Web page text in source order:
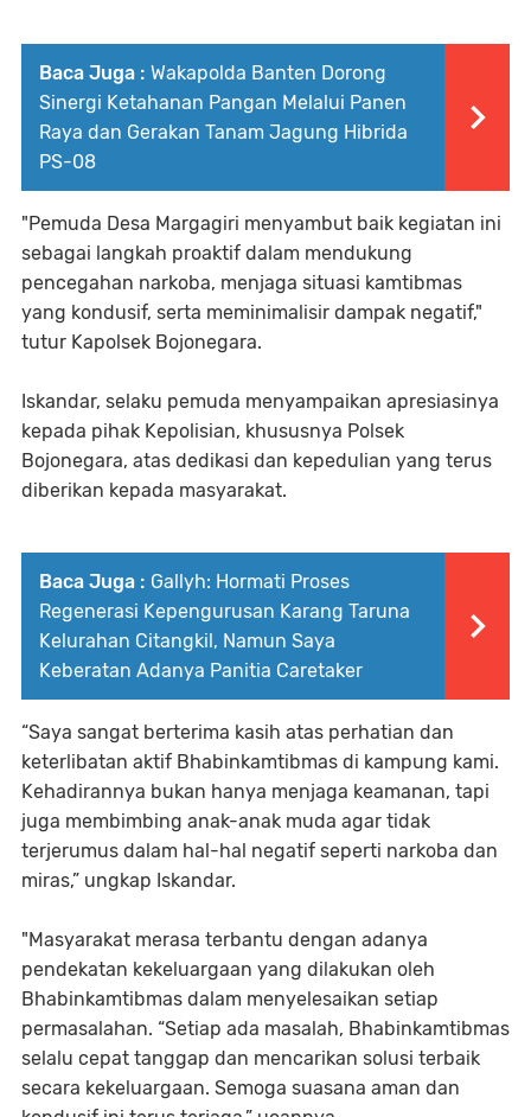
Baca Juga : Wakapolda Banten Dorong
Sinergi Ketahanan Pangan Melalui Panen
Raya dan Gerakan Tanam Jagung Hibrida
PS-08
"Pemuda Desa Margagiri menyambut baik kegiatan ini
sebagai langkah proaktif dalam mendukung
pencegahan narkoba, menjaga situasi kamtibmas
yang kondusif, serta meminimalisir dampak negatif,"
tutur Kapolsek Bojonegara.
Iskandar, selaku pemuda menyampaikan apresiasinya
kepada pihak Kepolisian, khususnya Polsek
Bojonegara, atas dedikasi dan kepedulian yang terus
diberikan kepada masyarakat.
Baca Juga : Gallyh: Hormati Proses
Regenerasi Kepengurusan Karang Taruna
Kelurahan Citangkil, Namun Saya
Keberatan Adanya Panitia Caretaker
“Saya sangat berterima kasih atas perhatian dan
keterlibatan aktif Bhabinkamtibmas di kampung kami.
Kehadirannya bukan hanya menjaga keamanan, tapi
juga membimbing anak-anak muda agar tidak
terjerumus dalam hal-hal negatif seperti narkoba dan
miras,” ungkap Iskandar.
"Masyarakat merasa terbantu dengan adanya
pendekatan kekeluargaan yang dilakukan oleh
Bhabinkamtibmas dalam menyelesaikan setiap
permasalahan. “Setiap ada masalah, Bhabinkamtibmas
selalu cepat tanggap dan mencarikan solusi terbaik
secara kekeluargaan. Semoga suasana aman dan